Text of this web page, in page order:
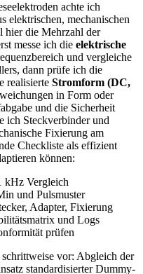
achte ich
elektrischen, mechanischen
hier⁢ die Mehrzahl⁤ der
messe ‌ich ‍die elektrische
‍und‍ vergleiche
⁣dann prüfe ⁢ich die
realisierte Stromform (DC,
in ​Form ⁣oder
​und die Sicherheit
ich‍ Steckverbinder und
Fixierung⁤ am
Checkliste ⁤als ⁤effizient
können:
kHz ‍Vergleich
und Pulsmuster
Adapter, Fixierung
und Logs
prüfen
vor:​ Abgleich der
‌standardisierter Dummy-